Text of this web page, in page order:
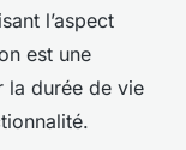
l’aspect
est une
la durée de vie